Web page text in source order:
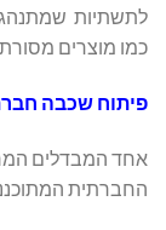
לתשתיות
כמו מוצרים
פיתוח שכבה
החברתית